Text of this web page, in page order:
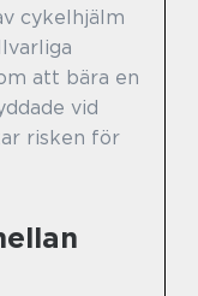
cykelhjälm
att bära en
vid
risken för